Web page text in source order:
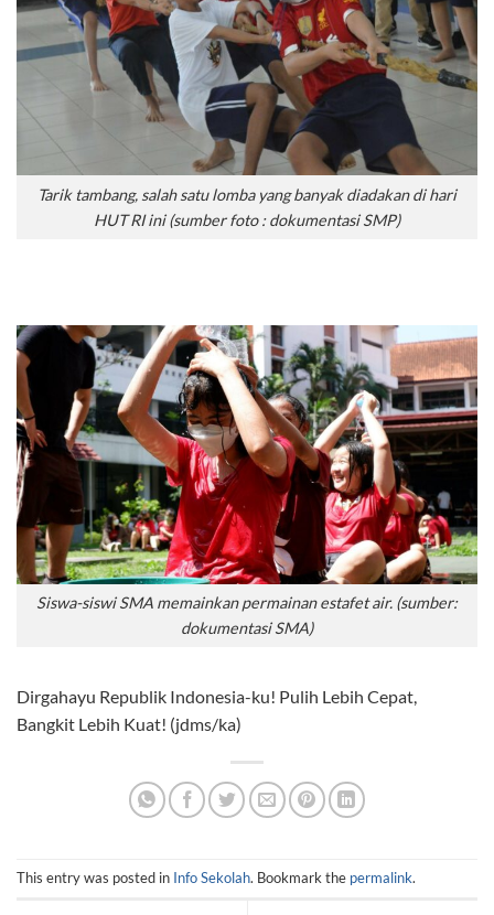
Tarik tambang, salah satu lomba yang banyak diadakan di hari
HUT RI ini (sumber foto : dokumentasi SMP)
Siswa-siswi SMA memainkan permainan estafet air. (sumber:
dokumentasi SMA)
Dirgahayu Republik Indonesia-ku! Pulih Lebih Cepat,
Bangkit Lebih Kuat! (jdms/ka)
This entry was posted in Info Sekolah. Bookmark the permalink.